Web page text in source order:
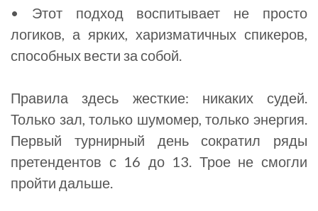
• Этот подход воспитывает не просто
логиков, а ярких, харизматичных спикеров,
способных вести за собой.
Правила здесь жесткие: никаких судей.
Только зал, только шумомер, только энергия.
Первый турнирный день сократил ряды
претендентов с 16 до 13. Трое не смогли
пройти дальше.